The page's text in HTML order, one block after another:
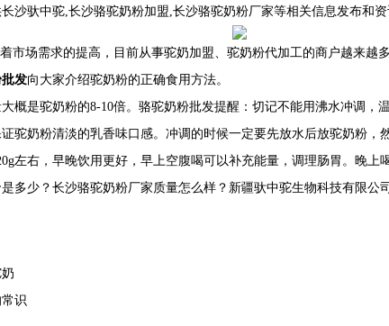
长沙驮中驼,长沙骆驼奶粉加盟,长沙骆驼奶粉厂家等相关信息发布和资
市场需求的提高，目前从事驼奶加盟、驼奶粉代加工的商户越来越
发向大家介绍驼奶粉的正确食用方法。
概是驼奶粉的8-10倍。骆驼奶粉批发提醒：切记不能用沸水冲调
驼奶粉清淡的乳香味口感。冲调的时候一定要先放水后放驼奶粉，
左右，早晚饮用更好，早上空腹喝可以补充能量，调理肠胃。晚上
多少？长沙骆驼奶粉厂家质量怎么样？新疆驮中驼生物科技有限
识